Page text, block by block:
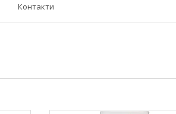
Контакти